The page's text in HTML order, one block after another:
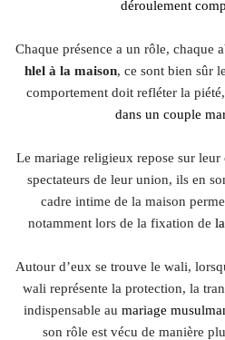
déroulement
Chaque présence a un rôle, chaque
hlel à la maison, ce sont bien sûr
comportement doit refléter la
dans un couple
Le mariage religieux repose sur leur
spectateurs de leur union, ils en
cadre intime de la maison
notamment lors de la fixation de
Autour d’eux se trouve le wali,
wali représente la protection, la
indispensable au mariage
son rôle est vécu de manière